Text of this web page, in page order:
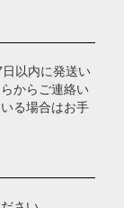
以内に発送い
からご連絡い
る場合はお手